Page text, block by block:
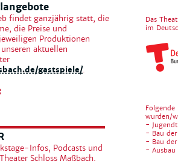
findet ganzjährig statt, die
die Preise und
Produktionen
aktuellen
gastspiele/.
Infos, Podcasts und
Schloss Maßbach.
Das
im
Folgende
wurden/
-
- Bau
- Bau
- Ausbau